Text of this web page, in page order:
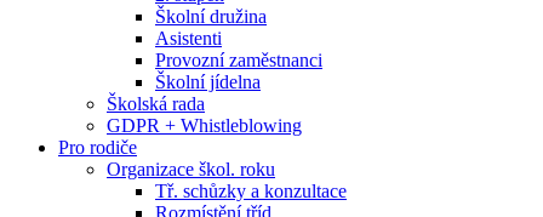
Školní družina
Asistenti
Provozní zaměstnanci
Školní jídelna
Školská rada
GDPR + Whistleblowing
Pro rodiče
Organizace škol. roku
Tř. schůzky a konzultace
Rozmístění tříd